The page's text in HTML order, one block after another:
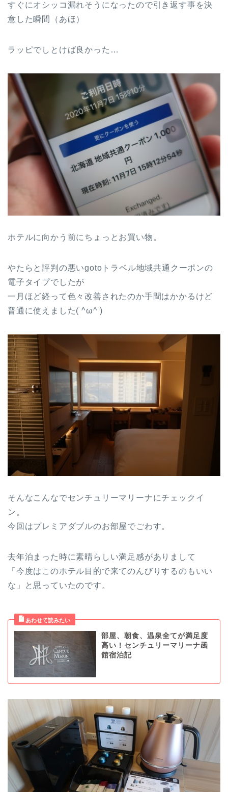
すぐにオシッコ漏れそうになったので引き返す事を決
意した瞬間（あほ）
ラッピでしとけば良かった…
ホテルに向かう前にちょっとお買い物。
やたらと評判の悪いgotoトラベル地域共通クーポンの
電子タイプでしたが
一月ほど経って色々改善されたのか手間はかかるけど
普通に使えました( ^ω^ )
そんなこんなでセンチュリーマリーナにチェックイ
ン。
今回はプレミアダブルのお部屋でごわす。
去年泊まった時に素晴らしい満足感がありまして
「今度はこのホテル目的で来てのんびりするのもいい
な」と思っていたのです。
部屋、朝食、温泉全てが満足度
高い！センチュリーマリーナ函
館宿泊記